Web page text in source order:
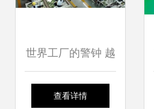
世界工厂的警钟 越
南痛失253亿，农
查看详情